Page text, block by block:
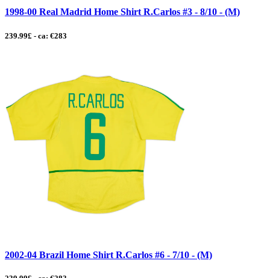
1998-00 Real Madrid Home Shirt R.Carlos #3 - 8/10 - (M)
239.99£ - ca: €283
2002-04 Brazil Home Shirt R.Carlos #6 - 7/10 - (M)